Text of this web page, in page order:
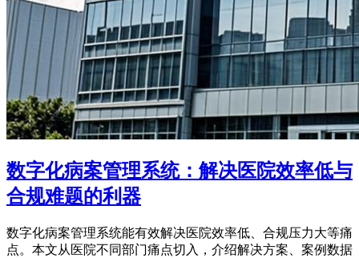
数字化病案管理系统：解决医院效率低与
合规难题的利器
数字化病案管理系统能有效解决医院效率低、合规压力大等痛
点。本文从医院不同部门痛点切入，介绍解决方案、案例数据